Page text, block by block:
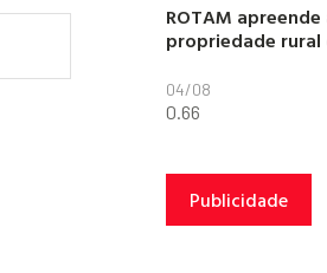
ROTAM
propriedade rural
04/08
Publicidade